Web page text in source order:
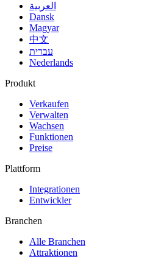
العربية
Dansk
Magyar
中文
עברית
Nederlands
Produkt
Verkaufen
Verwalten
Wachsen
Funktionen
Preise
Plattform
Integrationen
Entwickler
Branchen
Alle Branchen
Attraktionen